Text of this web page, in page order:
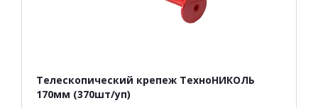
Телескопический крепеж ТехноНИКОЛЬ
170мм (370шт/уп)